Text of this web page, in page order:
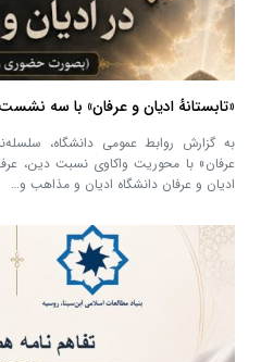
«تابستانهٔ ادیان و عرفان» با سه
به گزارش روابط عمومی دانشگاه،
عرفان» با محوریت واکاوی نسبت دین،
ادیان و عرفان دانشگاه ادیان و مذاهب و…